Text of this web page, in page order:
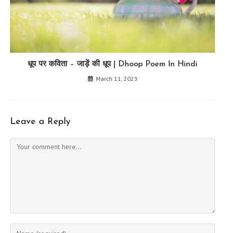
धूप पर कविता – जाड़ें की धूप | Dhoop Poem In Hindi
March 11, 2023
Leave a Reply
Comment
Enter